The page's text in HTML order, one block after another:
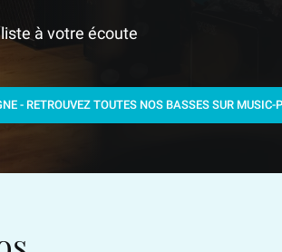
à votre écoute
- RETROUVEZ TOUTES NOS BASSES SUR MUSIC-